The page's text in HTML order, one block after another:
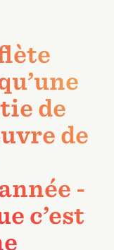
de
de
-
c’est